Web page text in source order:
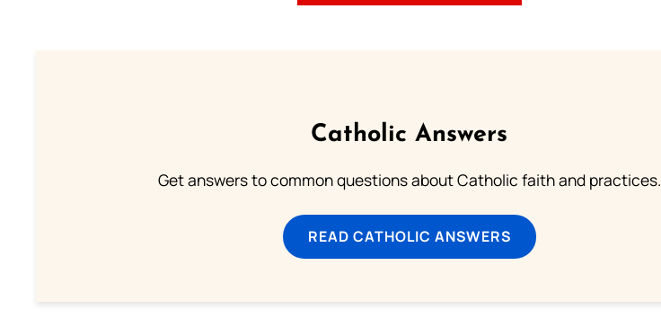
Catholic Answers
Get answers to common questions about Catholic faith and practices.
READ CATHOLIC ANSWERS